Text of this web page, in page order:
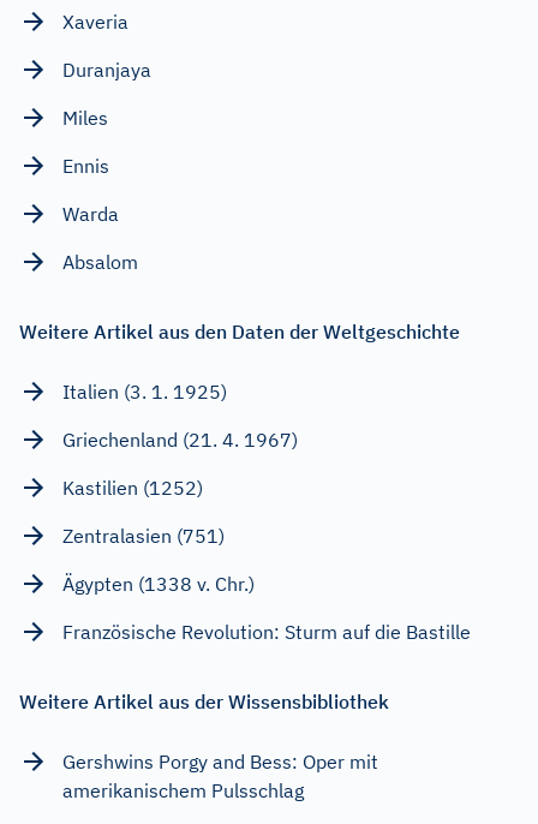
Xaveria
Duranjaya
Miles
Ennis
Warda
Absalom
Weitere Artikel aus den Daten der Weltgeschichte
Italien (3. 1. 1925)
Griechenland (21. 4. 1967)
Kastilien (1252)
Zentralasien (751)
Ägypten (1338 v. Chr.)
Französische Revolution: Sturm auf die Bastille
Weitere Artikel aus der Wissensbibliothek
Gershwins Porgy and Bess: Oper mit
amerikanischem Pulsschlag